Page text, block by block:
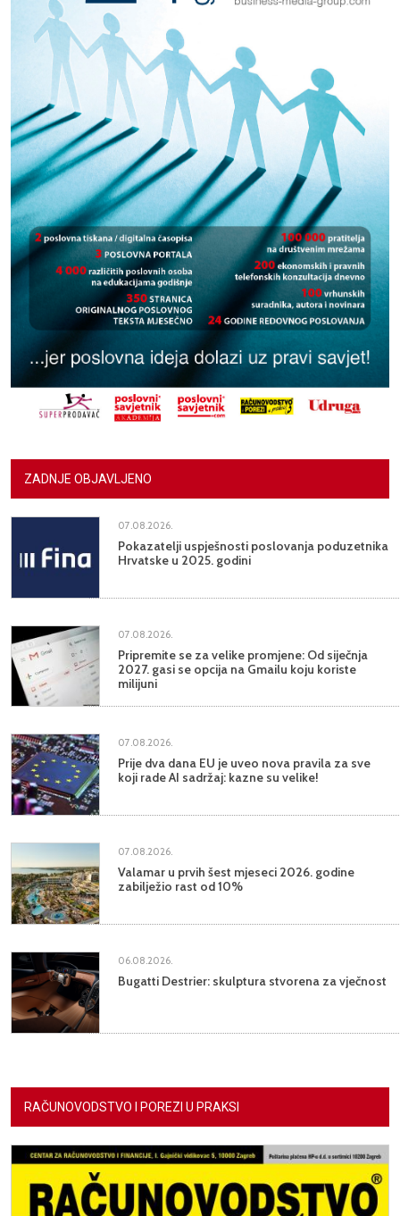
ZADNJE OBJAVLJENO
07.08.2026.
Pokazatelji uspješnosti poslovanja poduzetnika
Hrvatske u 2025. godini
07.08.2026.
Pripremite se za velike promjene: Od siječnja
2027. gasi se opcija na Gmailu koju koriste
milijuni
07.08.2026.
Prije dva dana EU je uveo nova pravila za sve
koji rade AI sadržaj: kazne su velike!
07.08.2026.
Valamar u prvih šest mjeseci 2026. godine
zabilježio rast od 10%
06.08.2026.
Bugatti Destrier: skulptura stvorena za vječnost
RAČUNOVODSTVO I POREZI U PRAKSI